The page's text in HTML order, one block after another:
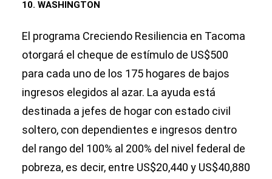
10. WASHINGTON
El programa Creciendo Resiliencia en Tacoma
otorgará el cheque de estímulo de US$500
para cada uno de los 175 hogares de bajos
ingresos elegidos al azar. La ayuda está
destinada a jefes de hogar con estado civil
soltero, con dependientes e ingresos dentro
del rango del 100% al 200% del nivel federal de
pobreza, es decir, entre US$20,440 y US$40,880